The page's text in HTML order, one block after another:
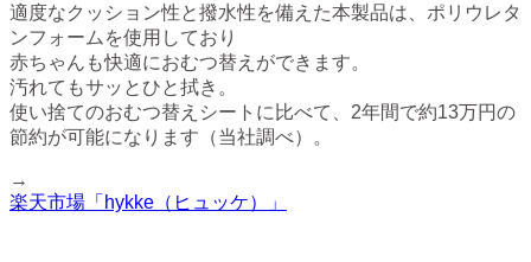
適度なクッション性と撥水性を備えた本製品は、ポリウレタ
ンフォームを使用しており
赤ちゃんも快適におむつ替えができます。
汚れてもサッとひと拭き。
使い捨てのおむつ替えシートに比べて、2年間で約13万円の
節約が可能になります（当社調べ）。
→
楽天市場「hykke（ヒュッケ）」